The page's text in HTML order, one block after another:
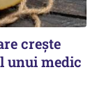
crește
unui medic